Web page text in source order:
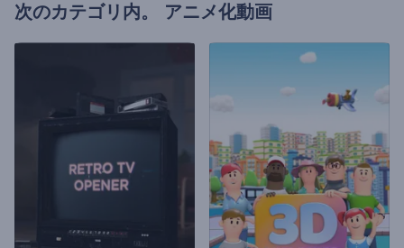
次のカテゴリ内。 アニメ化動画